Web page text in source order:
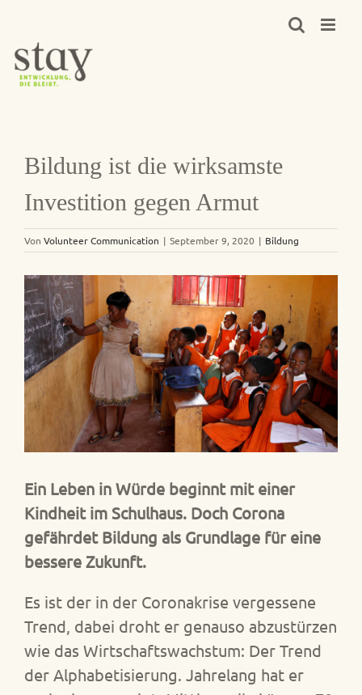
springen
Bildung ist die wirksamste
Investition gegen Armut
Von Volunteer Communication | September 9, 2020 | Bildung
Zeige
grösseres
Bild
Ein Leben in Würde beginnt mit einer
Kindheit im Schulhaus. Doch Corona
gefährdet Bildung als Grundlage für eine
bessere Zukunft.
Es ist der in der Coronakrise vergessene
Trend, dabei droht er genauso abzustürzen
wie das Wirtschaftswachstum: Der Trend
der Alphabetisierung. Jahrelang hat er